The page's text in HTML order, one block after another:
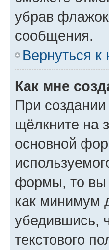
убрав флажок
сообщения.
Вернуться к
Как мне
При
щёлкните на
основной
формы, то вы
как минимум
убедившись,
текстового